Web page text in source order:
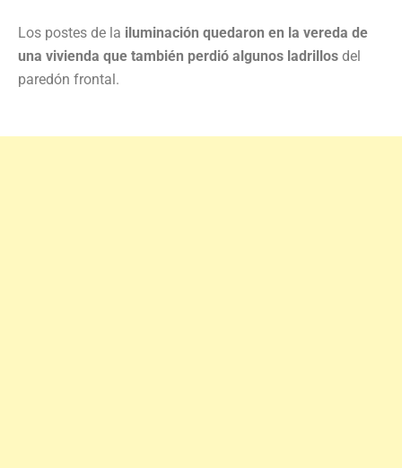
Los postes de la iluminación quedaron en la vereda de
una vivienda que también perdió algunos ladrillos del
paredón frontal.